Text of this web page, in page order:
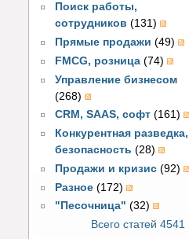
Поиск работы,
сотрудников (131)
Прямые продажи (49)
FMCG, розница (74)
Управление бизнесом
(268)
CRM, SAAS, софт (161)
Конкурентная разведка,
безопасность (28)
Продажи и кризис (92)
Разное (172)
"Песочница" (32)
Всего статей 4541